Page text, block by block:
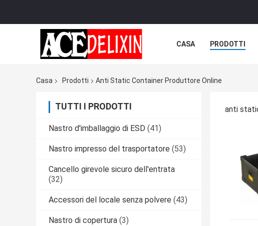
CASA PRODOTTI
Casa Prodotti Anti Static Container Produttore Online
TUTTI I PRODOTTI
Nastro d'imballaggio di ESD (41)
Nastro impresso del trasportatore (53)
Cancello girevole sicuro dell'entrata
(32)
Accessori del locale senza polvere (43)
Nastro di copertura (3)
anti